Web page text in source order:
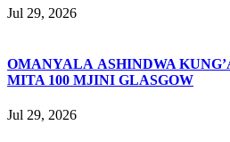
Jul 29, 2026
OMANYALA ASHINDWA
MITA 100 MJINI GLASGOW
Jul 29, 2026